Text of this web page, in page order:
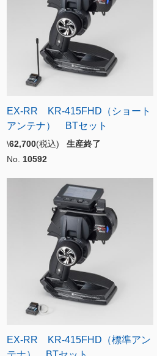
EX-RR KR-415FHD（ショート
アンテナ） BTセット
\62,700(税込) 生産終了
No. 10592
EX-RR KR-415FHD（標準アン